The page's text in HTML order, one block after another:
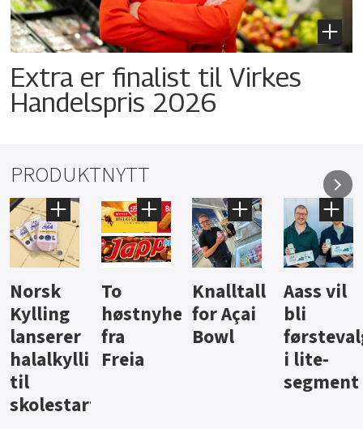
Extra er finalist til Virkes
Handelspris 2026
PRODUKTNYTT
Knalltall
for Açai
Bowl
Aass vil
bli
førstevalg
i lite-
Brus og
jus fra
Berentsen
Hard
iste fra
Hansa